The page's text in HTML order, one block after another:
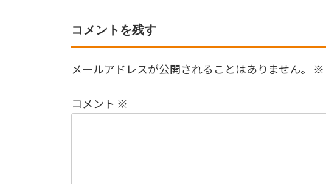
コメントを残す
メールアドレスが公開されることはありません。 ※
コメント ※